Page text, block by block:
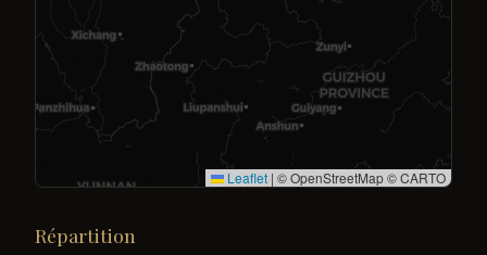
Leaflet | © OpenStreetMap © CARTO
Répartition